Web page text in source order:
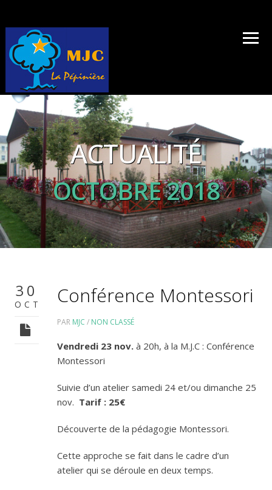
ACTUALITÉ
OCTOBRE 2018
30
OCT Conférence Montessori
PAR MJC / NON CLASSÉ
Vendredi 23 nov.à 20h, à la M.J.C : Conférence
Montessori
Suivie d’un atelier samedi 24 et/ou dimanche 25
nov. Tarif : 25€
Découverte de la pédagogie Montessori.
Cette approche se fait dans le cadre d’un
atelier qui se déroule en deux temps.